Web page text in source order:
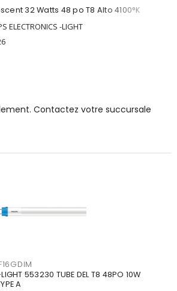
32 Watts 48 po T8 Alto 4100°K
ELECTRONICS -LIGHT
Contactez votre succursale
553230 TUBE DEL T8 48PO 10W
A